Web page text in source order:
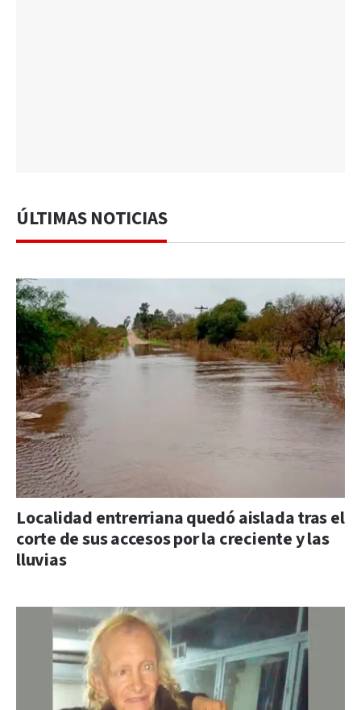
ÚLTIMAS NOTICIAS
Localidad entrerriana quedó aislada tras el
corte de sus accesos por la creciente y las
lluvias